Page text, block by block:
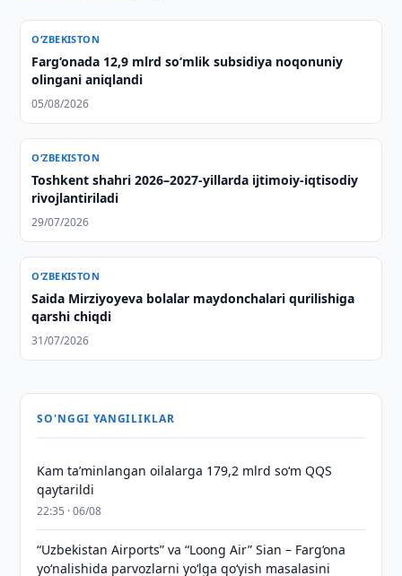
O‘ZBEKISTON
Farg‘onada 12,9 mlrd so‘mlik subsidiya noqonuniy
olingani aniqlandi
05/08/2026
O‘ZBEKISTON
Toshkent shahri 2026–2027-yillarda ijtimoiy-iqtisodiy
rivojlantiriladi
29/07/2026
O‘ZBEKISTON
Saida Mirziyoyeva bolalar maydonchalari qurilishiga
qarshi chiqdi
31/07/2026
SO'NGGI YANGILIKLAR
Kam taʼminlangan oilalarga 179,2 mlrd so‘m QQS
qaytarildi
22:35 · 06/08
“Uzbekistan Airports” va “Loong Air” Sian – Farg‘ona
yo‘nalishida parvozlarni yo‘lga qo‘yish masalasini